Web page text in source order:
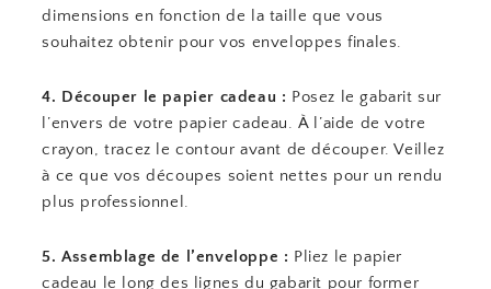
dimensions en fonction de la taille que vous
souhaitez obtenir pour vos enveloppes finales.
4. Découper le papier cadeau : Posez le gabarit sur
l’envers de votre papier cadeau. À l’aide de votre
crayon, tracez le contour avant de découper. Veillez
à ce que vos découpes soient nettes pour un rendu
plus professionnel.
5. Assemblage de l’enveloppe : Pliez le papier
cadeau le long des lignes du gabarit pour former